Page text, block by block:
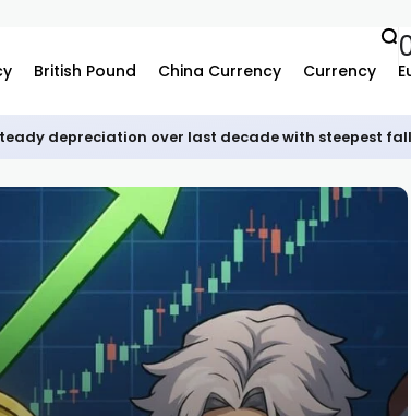
British Pound China Currency Currency
depreciation over last decade with steepest